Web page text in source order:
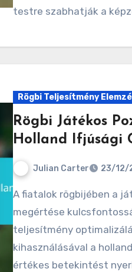
testre szabhatják a
Rögbi Teljesítmény
Rögbi Játékos
Holland Ifjúsági
Julian Carter 23/12/
A fiatalok rögbijében a játékosok pozícióinak
megértése
teljesítmény
kihasználásával a
értékes betekintést